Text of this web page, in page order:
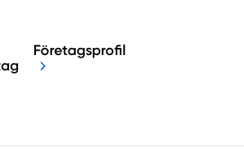
Företagsprofil